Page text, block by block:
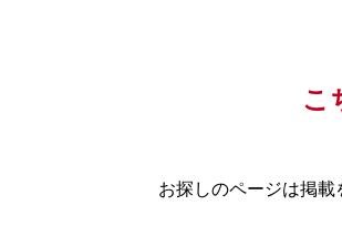
こ
お探しのページは掲載